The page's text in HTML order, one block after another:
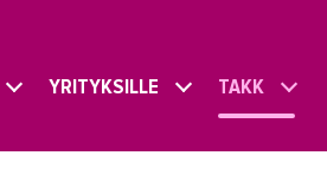
YRITYKSILLE TAKK